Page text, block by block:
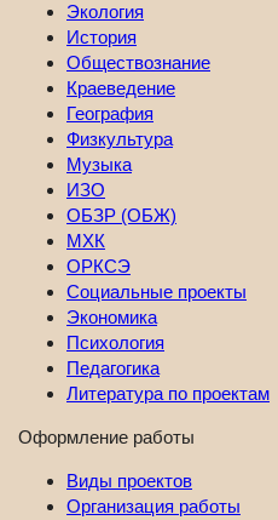
Экология
История
Обществознание
Краеведение
География
Физкультура
Музыка
ИЗО
ОБЗР (ОБЖ)
МХК
ОРКСЭ
Социальные проекты
Экономика
Психология
Педагогика
Литература по проектам
Оформление работы
Виды проектов
Организация работы